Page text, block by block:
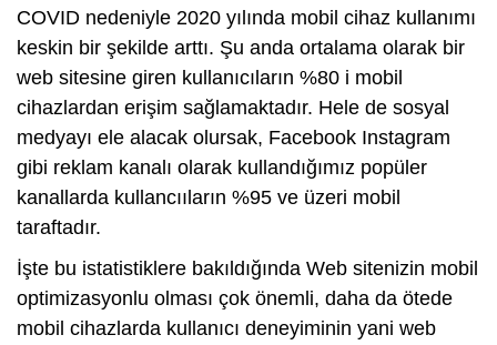
COVID nedeniyle 2020 yılında mobil cihaz kullanımı
keskin bir şekilde arttı. Şu anda ortalama olarak bir
web sitesine giren kullanıcıların %80 i mobil
cihazlardan erişim sağlamaktadır. Hele de sosyal
medyayı ele alacak olursak, Facebook Instagram
gibi reklam kanalı olarak kullandığımız popüler
kanallarda kullancııların %95 ve üzeri mobil
taraftadır.
İşte bu istatistiklere bakıldığında Web sitenizin mobil
optimizasyonlu olması çok önemli, daha da ötede
mobil cihazlarda kullanıcı deneyiminin yani web